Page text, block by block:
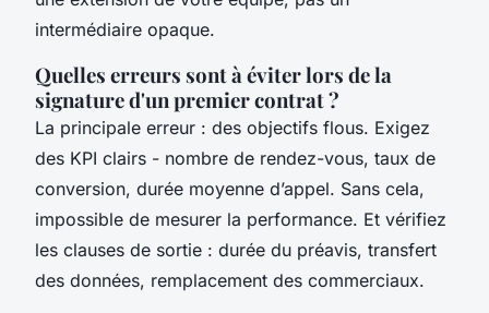
intermédiaire opaque.
Quelles erreurs sont à éviter lors de la
signature d'un premier contrat ?
La principale erreur : des objectifs flous. Exigez
des KPI clairs - nombre de rendez-vous, taux de
conversion, durée moyenne d’appel. Sans cela,
impossible de mesurer la performance. Et vérifiez
les clauses de sortie : durée du préavis, transfert
des données, remplacement des commerciaux.